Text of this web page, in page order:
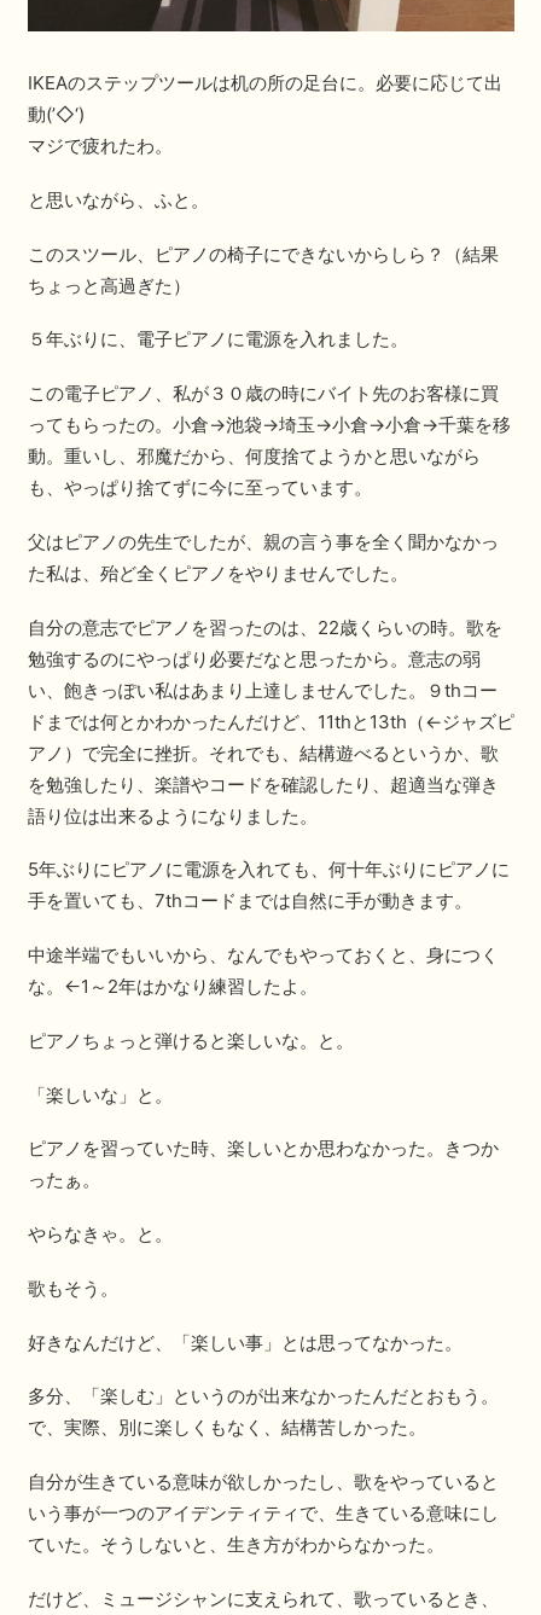
IKEAのステップツールは机の所の足台に。必要に応じて出
動(’◇‘)ゞ
マジで疲れたわ。
と思いながら、ふと。
このスツール、ピアノの椅子にできないからしら？（結果
ちょっと高過ぎた）
５年ぶりに、電子ピアノに電源を入れました。
この電子ピアノ、私が３０歳の時にバイト先のお客様に買
ってもらったの。小倉→池袋→埼玉→小倉→小倉→千葉を移
動。重いし、邪魔だから、何度捨てようかと思いながら
も、やっぱり捨てずに今に至っています。
父はピアノの先生でしたが、親の言う事を全く聞かなかっ
た私は、殆ど全くピアノをやりませんでした。
自分の意志でピアノを習ったのは、22歳くらいの時。歌を
勉強するのにやっぱり必要だなと思ったから。意志の弱
い、飽きっぽい私はあまり上達しませんでした。９thコー
ドまでは何とかわかったんだけど、11thと13th（←ジャズピ
アノ）で完全に挫折。それでも、結構遊べるというか、歌
を勉強したり、楽譜やコードを確認したり、超適当な弾き
語り位は出来るようになりました。
5年ぶりにピアノに電源を入れても、何十年ぶりにピアノに
手を置いても、7thコードまでは自然に手が動きます。
中途半端でもいいから、なんでもやっておくと、身につく
な。←1～2年はかなり練習したよ。
ピアノちょっと弾けると楽しいな。と。
「楽しいな」と。
ピアノを習っていた時、楽しいとか思わなかった。きつか
ったぁ。
やらなきゃ。と。
歌もそう。
好きなんだけど、「楽しい事」とは思ってなかった。
多分、「楽しむ」というのが出来なかったんだとおもう。
で、実際、別に楽しくもなく、結構苦しかった。
自分が生きている意味が欲しかったし、歌をやっていると
いう事が一つのアイデンティティで、生きている意味にし
ていた。そうしないと、生き方がわからなかった。
だけど、ミュージシャンに支えられて、歌っているとき、